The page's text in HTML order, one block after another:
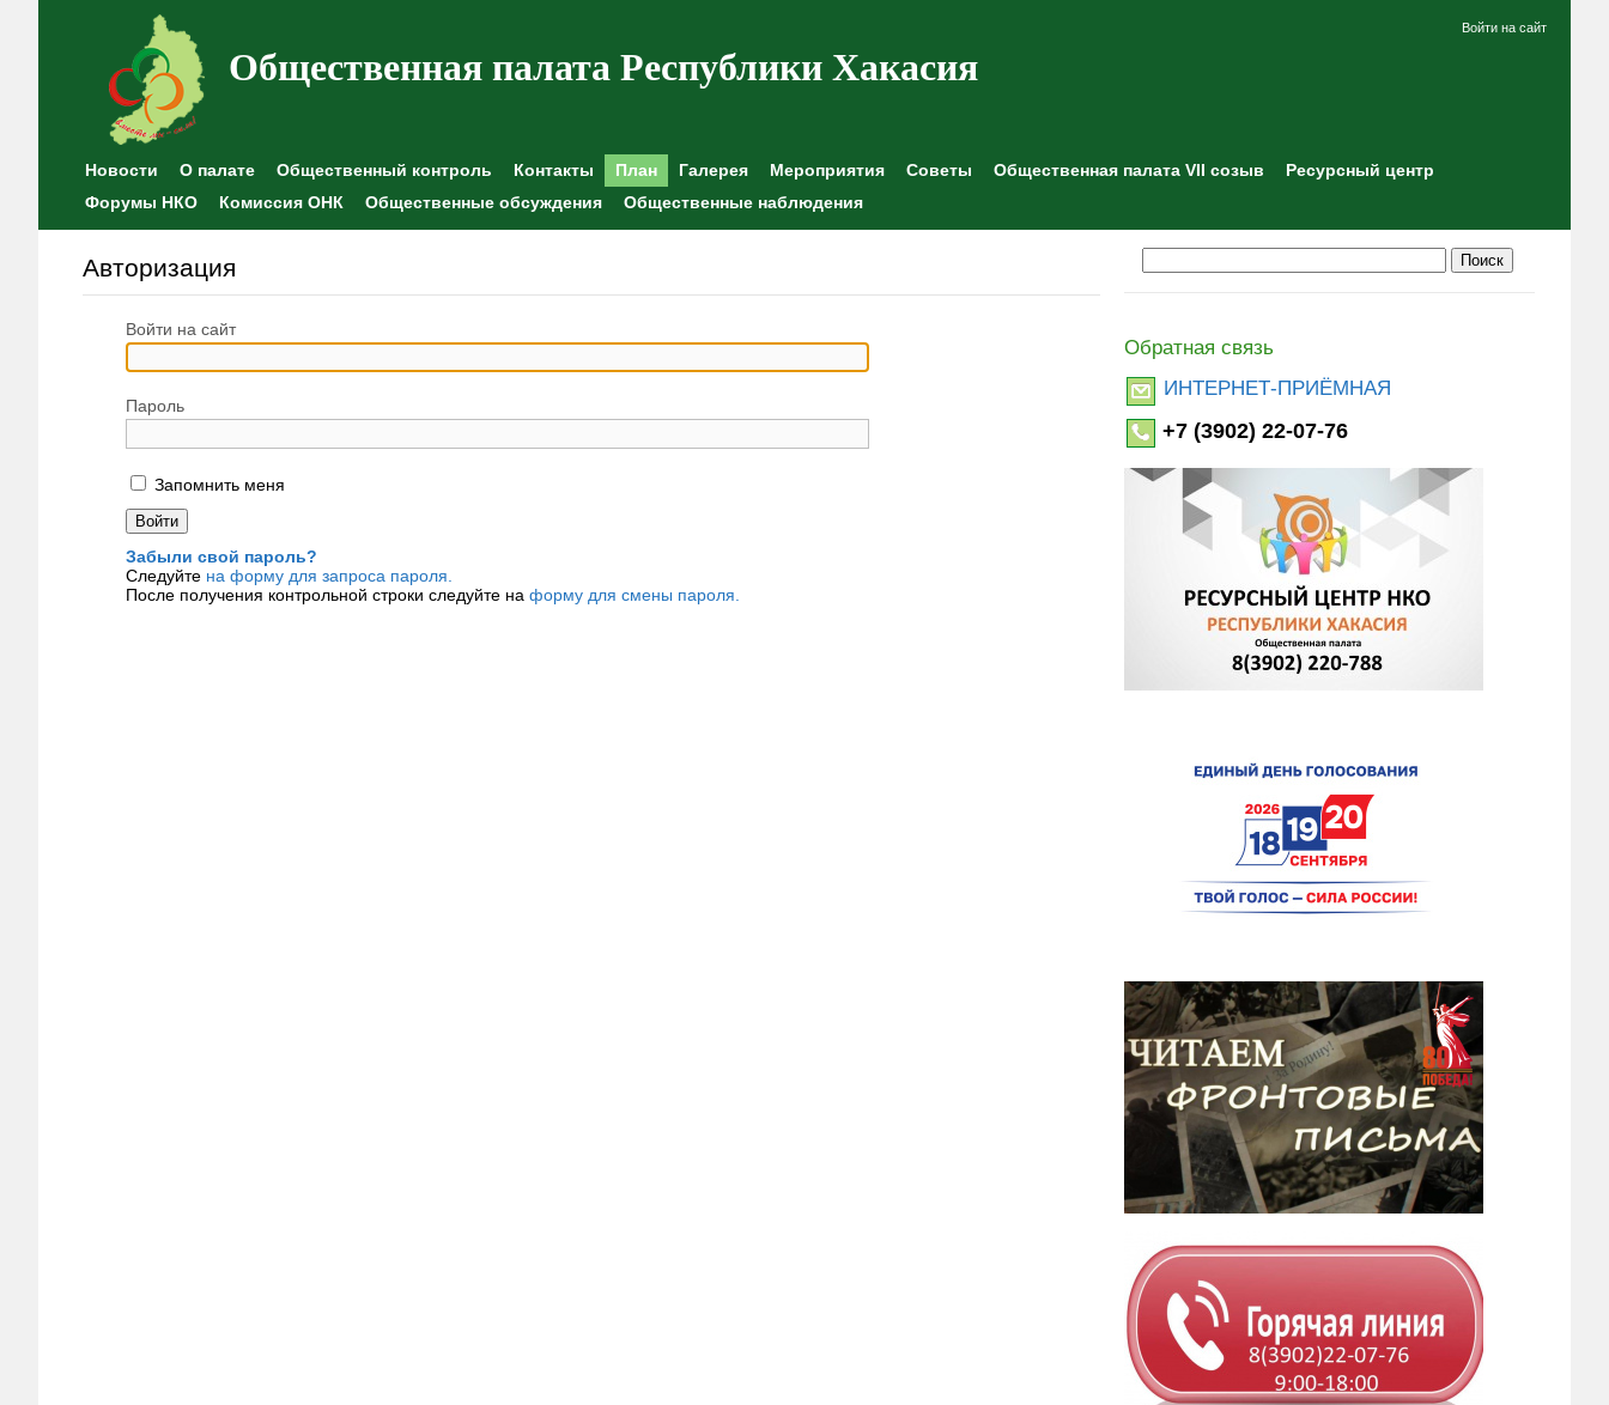
Общественная палата Республики Хакасия
Войти на сайт
Новости О палате Общественный контроль Контакты План Галерея Мероприятия Советы Общественная палата VII созыв
Ресурсный центр
Форумы НКО
Комиссия ОНК Общественные обсуждения Общественные наблюдения
Авторизация
Войти на сайт
Пароль
Запомнить меня
Забыли свой пароль?
Следуйте на форму для запроса пароля.
После получения контрольной строки следуйте на форму для смены пароля.
Обратная связь
ИНТЕРНЕТ-ПРИЁМНАЯ
+7 (3902) 22-07-76